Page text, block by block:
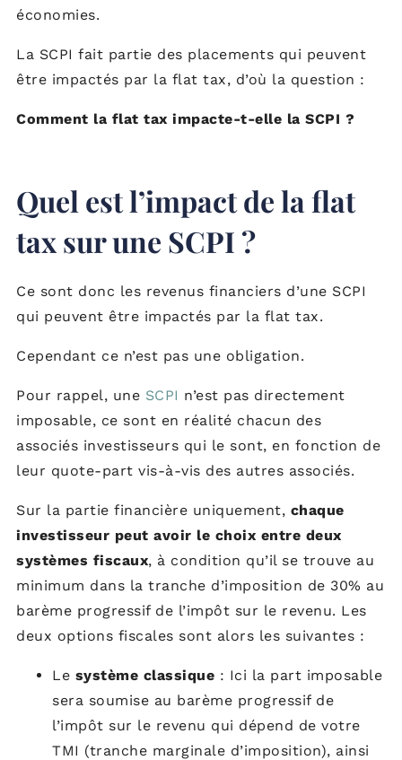
économies.
La SCPI fait partie des placements qui peuvent
être impactés par la flat tax, d’où la question :
Comment la flat tax impacte-t-elle la SCPI ?
Quel est l’impact de la flat
tax sur une SCPI ?
Ce sont donc les revenus financiers d’une SCPI
qui peuvent être impactés par la flat tax.
Cependant ce n’est pas une obligation.
Pour rappel, une SCPI n’est pas directement
imposable, ce sont en réalité chacun des
associés investisseurs qui le sont, en fonction de
leur quote-part vis-à-vis des autres associés.
Sur la partie financière uniquement, chaque
investisseur peut avoir le choix entre deux
systèmes fiscaux, à condition qu’il se trouve au
minimum dans la tranche d’imposition de 30% au
barème progressif de l’impôt sur le revenu. Les
deux options fiscales sont alors les suivantes :
Le système classique : Ici la part imposable
sera soumise au barème progressif de
l’impôt sur le revenu qui dépend de votre
TMI (tranche marginale d’imposition), ainsi